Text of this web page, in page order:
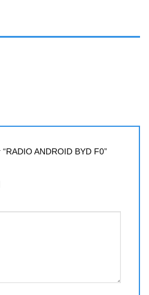
ANDROID BYD F0”